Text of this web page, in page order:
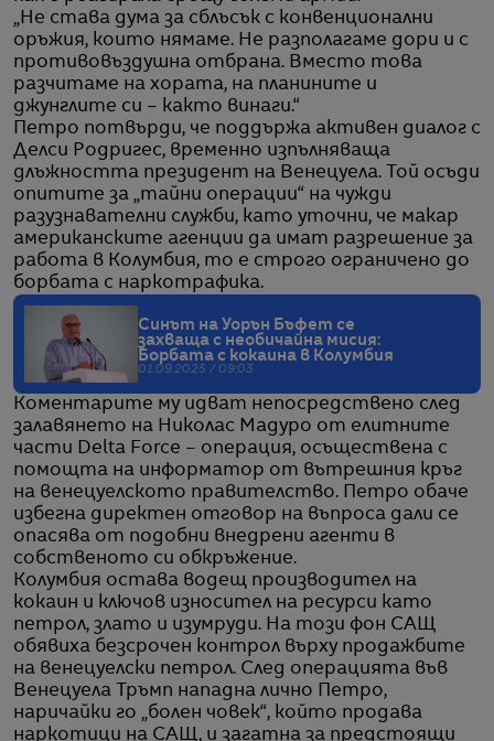
„Не става дума за сблъсък с конвенционални
оръжия, които нямаме. Не разполагаме дори и с
противовъздушна отбрана. Вместо това
разчитаме на хората, на планините и
джунглите си – както винаги.“
Петро потвърди, че поддържа активен диалог с
Делси Родригес, временно изпълняваща
длъжността президент на Венецуела. Той осъди
опитите за „тайни операции“ на чужди
разузнавателни служби, като уточни, че макар
американските агенции да имат разрешение за
работа в Колумбия, то е строго ограничено до
борбата с наркотрафика.
Синът на Уорън Бъфет се
захваща с необичайна мисия:
Борбата с кокаина в Колумбия
01.09.2025 / 09:03
Коментарите му идват непосредствено след
залавянето на Николас Мадуро от елитните
части Delta Force – операция, осъществена с
помощта на информатор от вътрешния кръг
на венецуелското правителство. Петро обаче
избегна директен отговор на въпроса дали се
опасява от подобни внедрени агенти в
собственото си обкръжение.
Колумбия остава водещ производител на
кокаин и ключов износител на ресурси като
петрол, злато и изумруди. На този фон САЩ
обявиха безсрочен контрол върху продажбите
на венецуелски петрол. След операцията във
Венецуела Тръмп нападна лично Петро,
наричайки го „болен човек“, който продава
наркотици на САЩ, и загатна за предстоящи